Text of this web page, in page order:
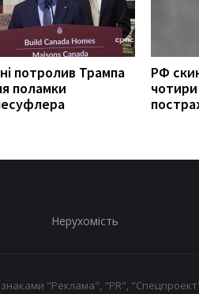
потролив Трампа
поламки
РФ
Нерухомість
"Реклама", "PR",